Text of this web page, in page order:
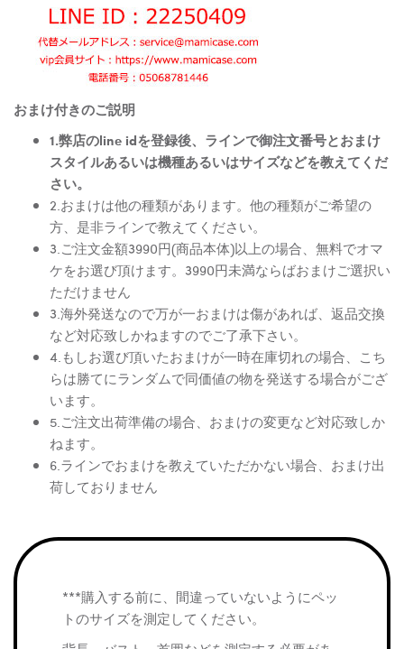
おまけ付きのご説明
1.弊店のline idを登録後、ラインで御注文番号とおまけ
スタイルあるいは機種あるいはサイズなどを教えてくだ
さい。
2.おまけは他の種類があります。他の種類がご希望の
方、是非ラインで教えてください。
3.ご注文金額3990円(商品本体)以上の場合、無料でオマ
ケをお選び頂けます。3990円未満ならばおまけご選択い
ただけません
3.海外発送なので万が一おまけは傷があれば、返品交換
など対応致しかねますのでご了承下さい。
4.もしお選び頂いたおまけが一時在庫切れの場合、こち
らは勝てにランダムで同価値の物を発送する場合がござ
います。
5.ご注文出荷準備の場合、おまけの変更など対応致しか
ねます。
6.ラインでおまけを教えていただかない場合、おまけ出
荷しておりません
***購入する前に、間違っていないようにペッ
トのサイズを測定してください。